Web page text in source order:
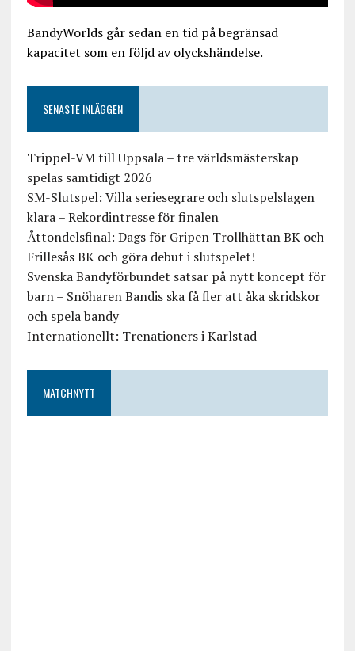
BandyWorlds går sedan en tid på begränsad
kapacitet som en följd av olyckshändelse.
SENASTE INLÄGGEN
Trippel-VM till Uppsala – tre världsmästerskap
spelas samtidigt 2026
SM-Slutspel: Villa seriesegrare och slutspelslagen
klara – Rekordintresse för finalen
Åttondelsfinal: Dags för Gripen Trollhättan BK och
Frillesås BK och göra debut i slutspelet!
Svenska Bandyförbundet satsar på nytt koncept för
barn – Snöharen Bandis ska få fler att åka skridskor
och spela bandy
Internationellt: Trenationers i Karlstad
MATCHNYTT